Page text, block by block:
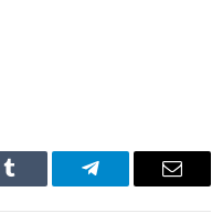
Tumblr Telegram Email